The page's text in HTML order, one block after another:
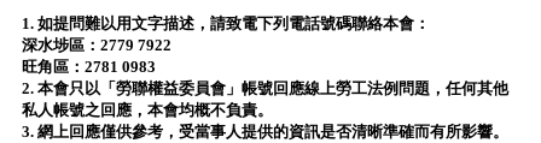
1. 如提問難以用文字描述，請致電下列電話號碼聯絡本會：
深水埗區：2779 7922
旺角區：2781 0983
2. 本會只以「勞聯權益委員會」帳號回應線上勞工法例問題，任何其他
私人帳號之回應，本會均概不負責。
3. 網上回應僅供參考，受當事人提供的資訊是否清晰準確而有所影響。